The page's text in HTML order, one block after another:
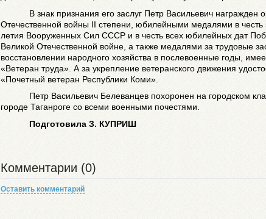
В знак признания его заслуг Петр Васильевич награжден
Отечественной войны II степени, юбилейными медалями в честь
летия Вооруженных Сил СССР и в честь всех юбилейных дат
Великой Отечественной войне, а также медалями за трудовые
восстановлении народного хозяйства в послевоенные годы,
«Ветеран труда». А за укрепление ветеранского движения
«Почетный ветеран Республики Коми».
Петр Васильевич Белеванцев похоронен на городском
городе Таганроге со всеми военными почестями.
Подготовила З. КУПРИШ
Комментарии (0)
Оставить комментарий